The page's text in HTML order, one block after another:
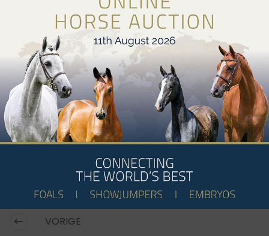
Net buiten de top drie staat het Belgische BWP
stamboek op de vierde plaats, voor het OS.
Zangersheide is met een nipt verschil zesde.
Recent pleitte Luc Tilleman in de EQUTALK podcast
om het puntensysteem van de WBFSH ranking te
herbekijken!
alle rankings!
DONATELLO D'AUGE
SPRINGEN,FOKKERIJ
VORIGE